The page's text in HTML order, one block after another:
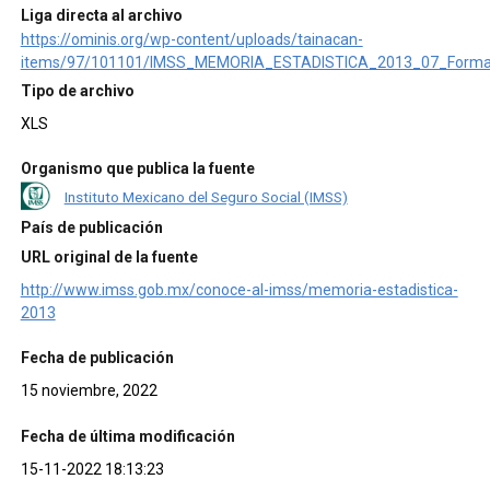
Liga directa al archivo
https://ominis.org/wp-content/uploads/tainacan-
items/97/101101/
Tipo de archivo
XLS
Organismo que publica la fuente
Instituto Mexicano del Seguro Social (IMSS)
País de publicación
URL original de la fuente
http://www.imss.gob.mx/conoce-al-imss/memoria-estadistica-
2013
Fecha de publicación
15 noviembre, 2022
Fecha de última modificación
15-11-2022 18:13:23